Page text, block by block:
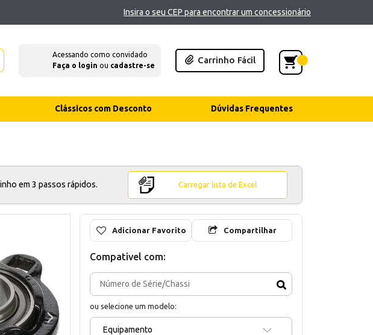
Insira o seu CEP para encontrar um concessionário
Acessando como convidado
Faça o login ou cadastre-se
Carrinho Fácil
Clássicos com Desconto Dúvidas Frequentes
em 3 passos rápidos. Carregar lista de Excel
Adicionar Favorito Compartilhar
Compativel com:
ou selecione um modelo:
Equipamento